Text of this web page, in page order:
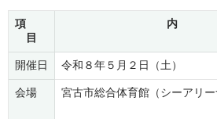
項
目
内
開催日 令和８年５月２日（土）
会場 宮古市総合体育館（シーアリー